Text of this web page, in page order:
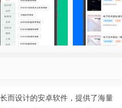
而设计的安卓软件，提供了海量